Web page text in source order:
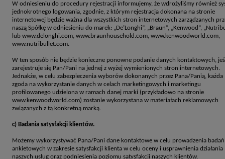
W odniesieniu do procedury rejestracji informujemy, że wdrożyliśmy również
jednokrotnego logowania, zgodnie, z którym rejestracja dokonana na stronie
internetowej będzie ważna dla wszystkich stron internetowych zarządzanych
naszą Spółkę w odniesieniu do marek: „De’Longhi”, „Braun”, „Kenwood”,
lub www.delonghi.com, www.braunhousehold.com, www.kenwoodworld.com,
www.nutribullet.com.
W ten sposób nie będzie konieczne ponowne podanie danych kontaktowych,
zarejestruje się Pan/Pani na jednej z wyżej wymienionych stron internetowych.
Jednakże, w celu zabezpieczenia wyborów dokonanych przez Pana/Panią, każda
zgoda na wykorzystanie danych w celach marketingowych i marketingu
profilowanego udzielona w ramach danej marki (przykładowo na stronie
www.kenwoodworld.com) zostanie wykorzystana w materiałach reklamowych
związanych z tą konkretną marką.
c) Badania satysfakcji klientów.
Możemy wykorzystywać Pana/Pani dane kontaktowe w celu prowadzenia badań
ankietowych w zakresie satysfakcji klienta w celu oceny i usprawnienia działania
naszych usług oraz podniesienia poziomu satysfakcji naszych klientów.